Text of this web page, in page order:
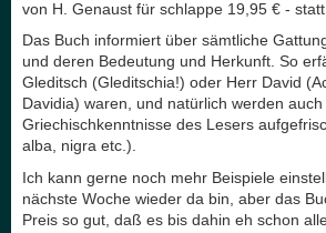
von H. Genaust für schlappe 19,95 € -
Das Buch informiert über sämtliche
und deren Bedeutung und Herkunft. So
Gleditsch (Gleditschia!) oder Herr David
Davidia) waren, und natürlich werden
Griechischkenntnisse des Lesers
alba, nigra etc.).
Ich kann gerne noch mehr Beispiele
nächste Woche wieder da bin, aber das
Preis so gut, daß es bis dahin eh schon